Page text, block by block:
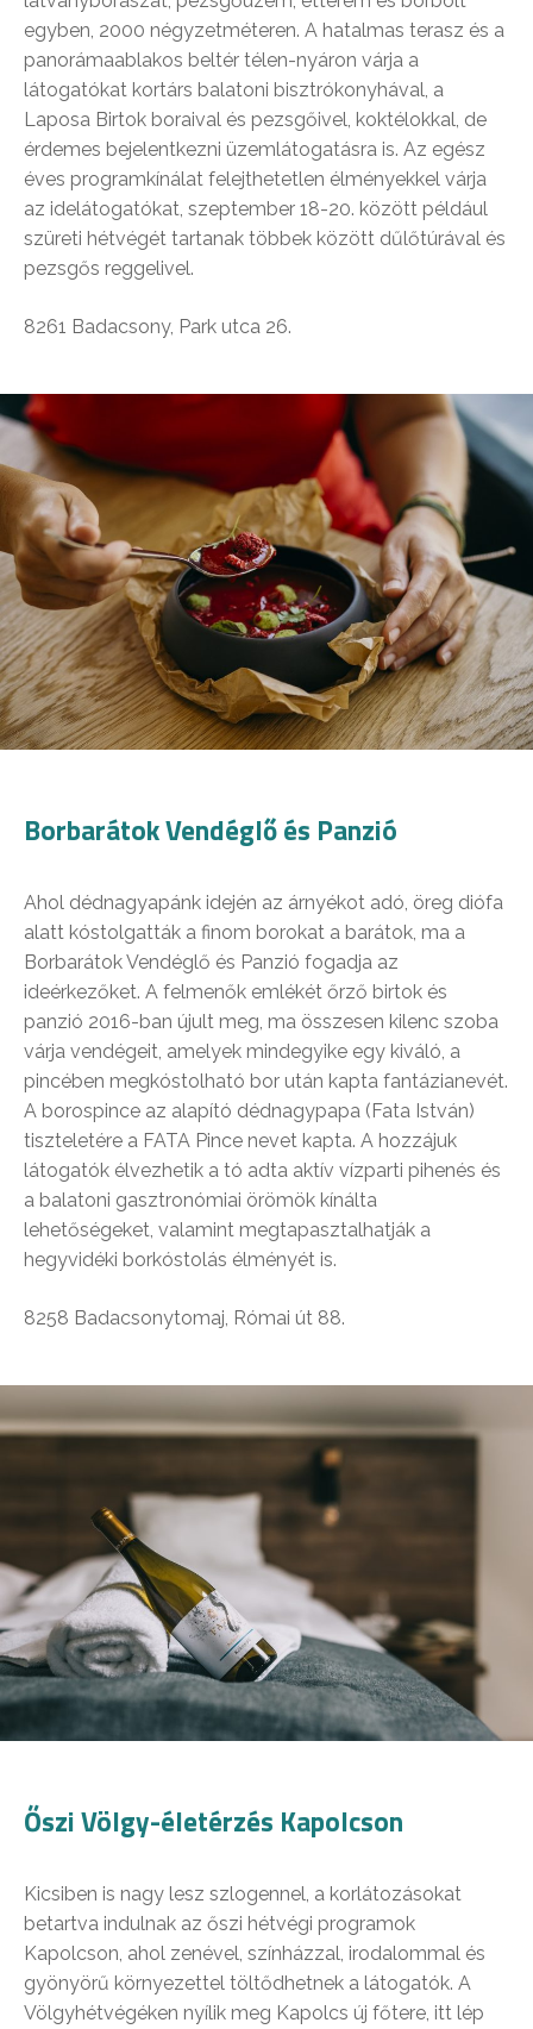
egyben, 2000 négyzetméteren. A hatalmas terasz és a
panorámaablakos beltér télen-nyáron várja a
látogatókat kortárs balatoni bisztrókonyhával, a
Laposa Birtok boraival és pezsgőivel, koktélokkal, de
érdemes bejelentkezni üzemlátogatásra is. Az egész
éves programkínálat felejthetetlen élményekkel várja
az idelátogatókat, szeptember 18-20. között például
szüreti hétvégét tartanak többek között dűlőtúrával és
pezsgős reggelivel.
8261 Badacsony, Park utca 26.
Borbarátok Vendéglő és Panzió
Ahol dédnagyapánk idején az árnyékot adó, öreg diófa
alatt kóstolgatták a finom borokat a barátok, ma a
Borbarátok Vendéglő és Panzió fogadja az
ideérkezőket. A felmenők emlékét őrző birtok és
panzió 2016-ban újult meg, ma összesen kilenc szoba
várja vendégeit, amelyek mindegyike egy kiváló, a
pincében megkóstolható bor után kapta fantázianevét.
A borospince az alapító dédnagypapa (Fata István)
tiszteletére a FATA Pince nevet kapta. A hozzájuk
látogatók élvezhetik a tó adta aktív vízparti pihenés és
a balatoni gasztronómiai örömök kínálta
lehetőségeket, valamint megtapasztalhatják a
hegyvidéki borkóstolás élményét is.
8258 Badacsonytomaj, Római út 88.
Őszi Völgy-életérzés Kapolcson
Kicsiben is nagy lesz szlogennel, a korlátozásokat
betartva indulnak az őszi hétvégi programok
Kapolcson, ahol zenével, színházzal, irodalommal és
gyönyörű környezettel töltődhetnek a látogatók. A
Völgyhétvégéken nyílik meg Kapolcs új főtere, itt lép